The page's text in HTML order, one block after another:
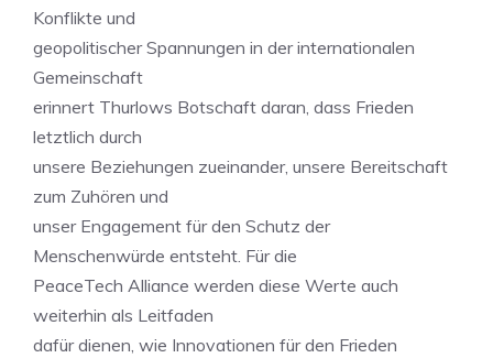
Konflikte und
geopolitischer Spannungen in der internationalen
Gemeinschaft
erinnert Thurlows Botschaft daran, dass Frieden
letztlich durch
unsere Beziehungen zueinander, unsere Bereitschaft
zum Zuhören und
unser Engagement für den Schutz der
Menschenwürde entsteht. Für die
PeaceTech Alliance werden diese Werte auch
weiterhin als Leitfaden
dafür dienen, wie Innovationen für den Frieden